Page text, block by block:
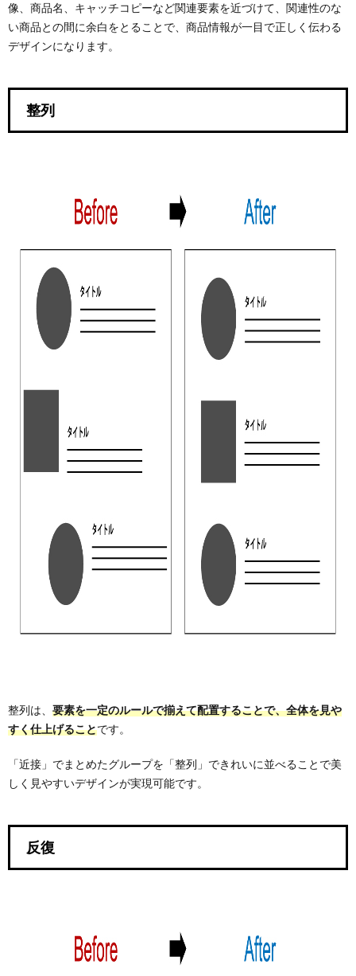
像、商品名、キャッチコピーなど関連要素を近づけて、関連性のな
い商品との間に余白をとることで、商品情報が一目で正しく伝わる
デザインになります。
整列
整列は、 要素を一定のルールで揃えて配置することで、全体を見や
すく仕上げることです。
「近接」でまとめたグループを「整列」できれいに並べることで美
しく見やすいデザインが実現可能です。
反復